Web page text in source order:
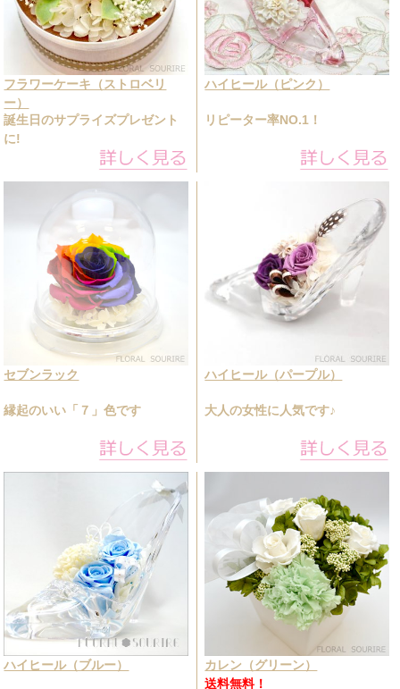
フラワーケーキ（ストロベリ
ー）
誕生日のサプライズプレゼント
に!
ハイヒール（ピンク）
リピーター率NO.1！
セブンラック
縁起のいい「７」色です
ハイヒール（パープル）
大人の女性に人気です♪
ハイヒール（ブルー）
カレン（グリーン）
送料無料！